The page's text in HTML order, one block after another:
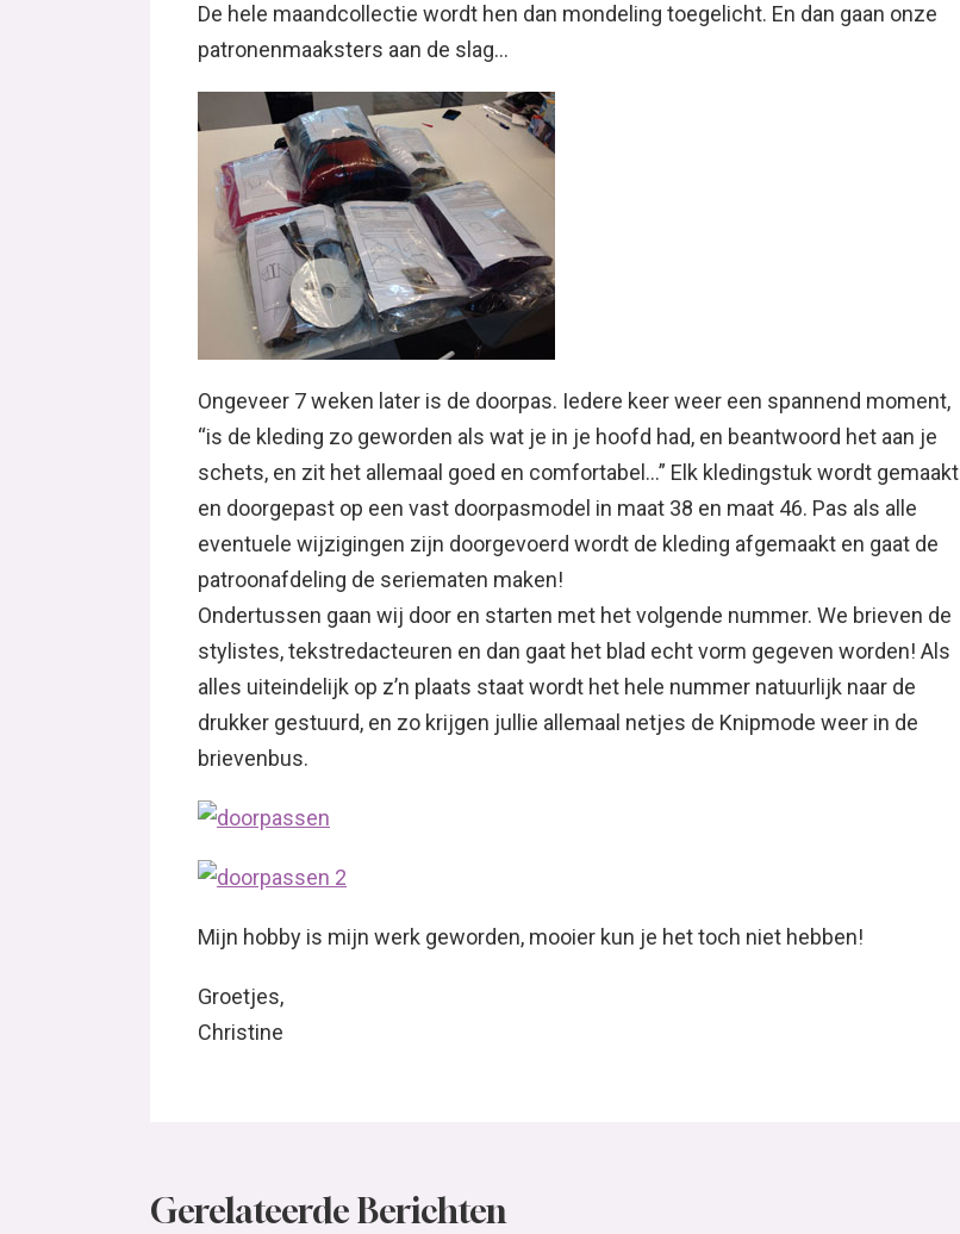
De hele maandcollectie wordt hen dan mondeling toegelicht. En dan gaan onze
patronenmaaksters aan de slag…
Ongeveer 7 weken later is de doorpas. Iedere keer weer een spannend moment,
“is de kleding zo geworden als wat je in je hoofd had, en beantwoord het aan je
schets, en zit het allemaal goed en comfortabel…” Elk kledingstuk wordt gemaakt
en doorgepast op een vast doorpasmodel in maat 38 en maat 46. Pas als alle
eventuele wijzigingen zijn doorgevoerd wordt de kleding afgemaakt en gaat de
patroonafdeling de seriematen maken!
Ondertussen gaan wij door en starten met het volgende nummer. We brieven de
stylistes, tekstredacteuren en dan gaat het blad echt vorm gegeven worden! Als
alles uiteindelijk op z’n plaats staat wordt het hele nummer natuurlijk naar de
drukker gestuurd, en zo krijgen jullie allemaal netjes de Knipmode weer in de
brievenbus.
Mijn hobby is mijn werk geworden, mooier kun je het toch niet hebben!
Groetjes,
Christine
Gerelateerde Berichten